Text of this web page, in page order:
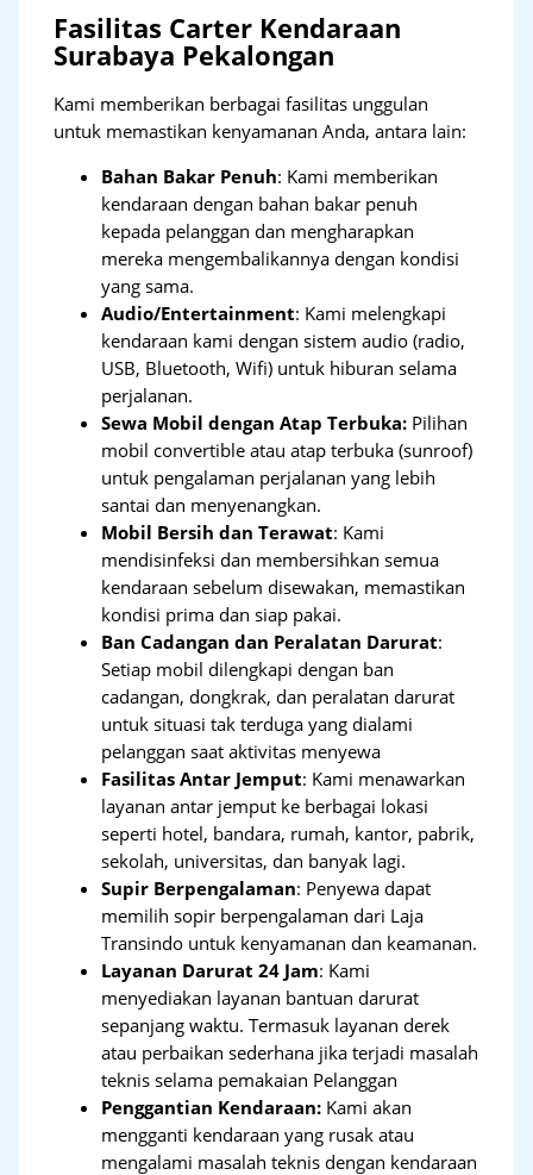
Fasilitas Carter Kendaraan
Surabaya Pekalongan
Kami memberikan berbagai fasilitas unggulan
untuk memastikan kenyamanan Anda, antara lain:
Bahan Bakar Penuh: Kami memberikan
kendaraan dengan bahan bakar penuh
kepada pelanggan dan mengharapkan
mereka mengembalikannya dengan kondisi
yang sama.
Audio/Entertainment: Kami melengkapi
kendaraan kami dengan sistem audio (radio,
USB, Bluetooth, Wifi) untuk hiburan selama
perjalanan.
Sewa Mobil dengan Atap Terbuka: Pilihan
mobil convertible atau atap terbuka (sunroof)
untuk pengalaman perjalanan yang lebih
santai dan menyenangkan.
Mobil Bersih dan Terawat: Kami
mendisinfeksi dan membersihkan semua
kendaraan sebelum disewakan, memastikan
kondisi prima dan siap pakai.
Ban Cadangan dan Peralatan Darurat:
Setiap mobil dilengkapi dengan ban
cadangan, dongkrak, dan peralatan darurat
untuk situasi tak terduga yang dialami
pelanggan saat aktivitas menyewa
Fasilitas Antar Jemput: Kami menawarkan
layanan antar jemput ke berbagai lokasi
seperti hotel, bandara, rumah, kantor, pabrik,
sekolah, universitas, dan banyak lagi.
Supir Berpengalaman: Penyewa dapat
memilih sopir berpengalaman dari Laja
Transindo untuk kenyamanan dan keamanan.
Layanan Darurat 24 Jam: Kami
menyediakan layanan bantuan darurat
sepanjang waktu. Termasuk layanan derek
atau perbaikan sederhana jika terjadi masalah
teknis selama pemakaian Pelanggan
Penggantian Kendaraan: Kami akan
mengganti kendaraan yang rusak atau
mengalami masalah teknis dengan kendaraan